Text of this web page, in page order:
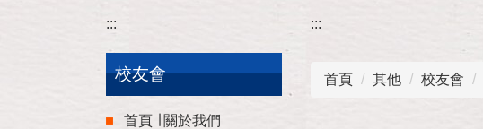
:::
校友會
首頁 ∣ 關於我們
:::
首頁 其他 校友會